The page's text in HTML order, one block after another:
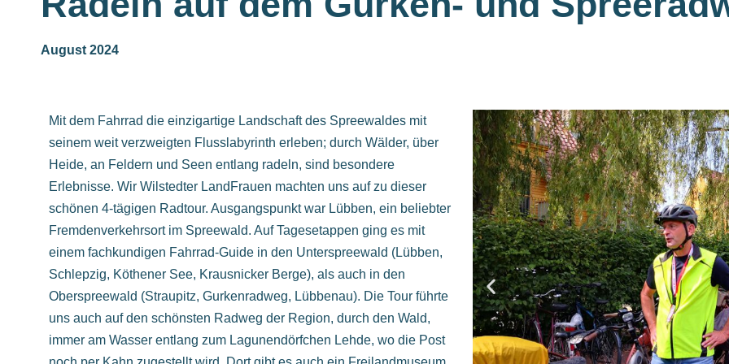
August 2024
Mit dem Fahrrad die einzigartige Landschaft des Spreewaldes mit
seinem weit verzweigten Flusslabyrinth erleben; durch Wälder, über
Heide, an Feldern und Seen entlang radeln, sind besondere
Erlebnisse. Wir Wilstedter LandFrauen machten uns auf zu dieser
schönen 4-tägigen Radtour. Ausgangspunkt war Lübben, ein beliebter
Fremdenverkehrsort im Spreewald. Auf Tagesetappen ging es mit
einem fachkundigen Fahrrad-Guide in den Unterspreewald (Lübben,
Schlepzig, Köthener See, Krausnicker Berge), als auch in den
Oberspreewald (Straupitz, Gurkenradweg, Lübbenau). Die Tour führte
uns auch auf den schönsten Radweg der Region, durch den Wald,
immer am Wasser entlang zum Lagunendörfchen Lehde, wo die Post